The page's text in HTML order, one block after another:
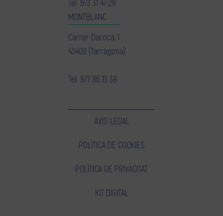
Tel. 973 31 47 28
MONTBLANC
Carrer Daroca, 1
43400 (Tarragona)
Tel. 977 86 13 38
AVÍS LEGAL
POLÍTICA DE COOKIES
POLÍTICA DE PRIVACITAT
KIT DIGITAL